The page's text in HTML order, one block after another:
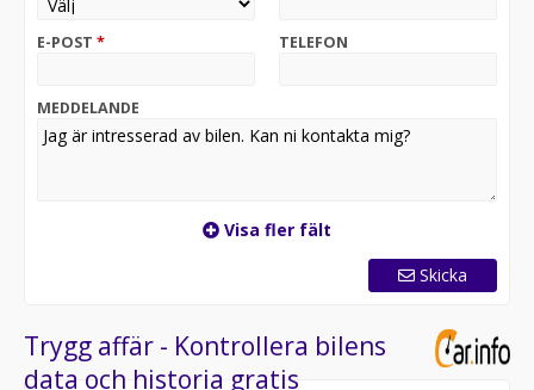
E-POST * TELEFON
MEDDELANDE
Visa fler fält
Skicka
Trygg affär - Kontrollera bilens
data och historia gratis